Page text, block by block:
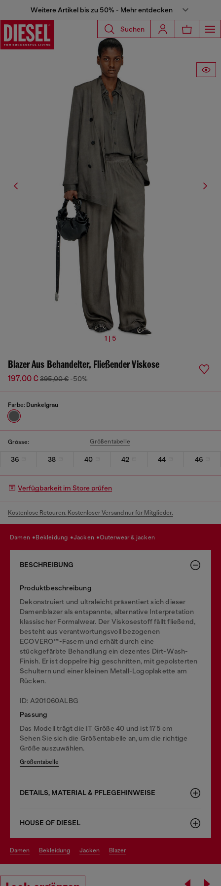
Weitere Artikel bis zu 50% - Mehr entdecken
Suchen
1 | 5
Blazer Aus Behandelter, Fließender Viskose
197,00 € 395,00 € -50%
Farbe: Dunkelgrau
Grösse: Größentabelle
36 38 40 42 44 46
Verfügbarkeit im Store prüfen
Kostenlose Retouren. Kostenloser Versand nur für Mitglieder.
damen bekleidung jacken outerwear & jacken
BESCHREIBUNG
Produktbeschreibung
Dekonstruiert und ultraleicht präsentiert sich dieser
Damenblazer als entspannte, alternative Interpretation
klassischer Formalwear. Der Viskosestoff fällt fließend,
besteht aus verantwortungsvoll bezogenen
ECOVERO™-Fasern und erhält durch eine
stückgefärbte Behandlung ein dezentes Dirt-Wash-
Finish. Er ist doppelreihig geschnitten, mit gepolsterten
Schultern und einer kleinen Metall-Logoplakette am
Rücken.
ID: A201060ALBG
Passung
Das Modell trägt die IT Größe 40 und ist 175 cm
Sehen Sie sich die Größentabelle an, um die richtige
Größe auszuwählen.
Größentabelle
DETAILS, MATERIAL & PFLEGEHINWEISE
HOUSE OF DIESEL
damen bekleidung jacken blazer